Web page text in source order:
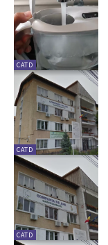
CATD
CATD
CATD